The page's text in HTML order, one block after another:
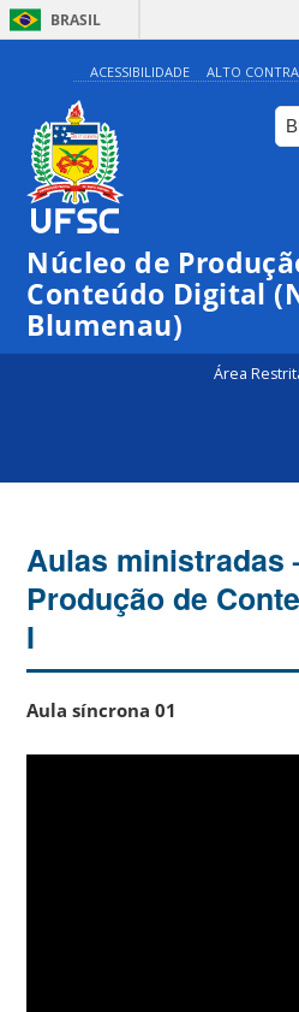
BRASIL
ACESSIBILIDADE ALTO
Núcleo de
Conteúdo Digital
Blumenau)
Área
Aulas ministradas
Produção de
I
Aula síncrona 01